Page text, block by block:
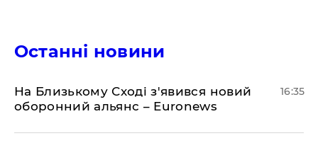
Останні новини
На Близькому Сході з'явився новий
оборонний альянс – Euronews
16:35